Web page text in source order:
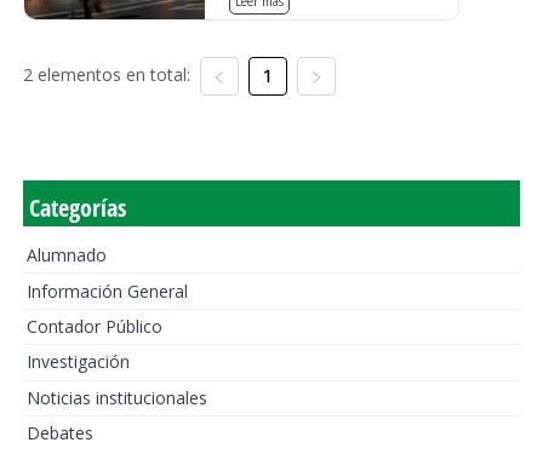
2 elementos en total: 1
Categorías
Alumnado
Información General
Contador Público
Investigación
Noticias institucionales
Debates